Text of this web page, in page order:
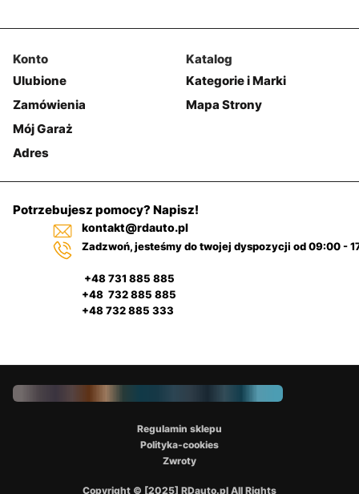
Konto
Ulubione
Zamówienia
Mój Garaż
Adres
Katalog
Kategorie i Marki
Mapa Strony
Potrzebujesz pomocy? Napisz!
kontakt@rdauto.pl
Zadzwoń, jesteśmy do twojej dyspozycji od 09:00 -
+48 731 885 885
+48 732 885 885
+48 732 885 333
Copyright © [2025] RDauto.pl All Rights
Regulamin sklepu
Polityka-cookies
Zwroty